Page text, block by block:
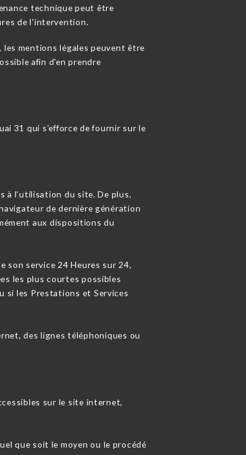
technique peut être
de l'intervention.
les mentions légales peuvent être
afin d'en prendre
31 qui s'efforce de fournir sur le
à l’utilisation du site. De plus,
de dernière génération
aux dispositions du
son service 24 Heures sur 24,
les plus courtes possibles
si les Prestations et Services
des lignes téléphoniques ou
sur le site internet,
que soit le moyen ou le procédé